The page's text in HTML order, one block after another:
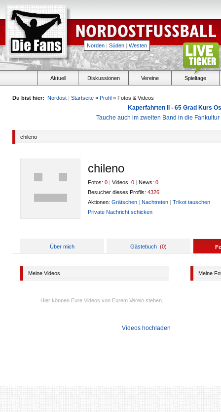
Norden | Süden | Westen
Aktuell Diskussionen Vereine Spieltage
Du bist hier: Nordost | Startseite » Profil » Fotos & Videos
Kaperfahrten II - 65 Grad Kurs
Tauche auch im zweiten Band in die
chileno
chileno
Fotos: 0 | Videos: 0 | News: 0
Besucher dieses Profils: 4326
Aktionen: Grätschen | Nachtreten | Trikot tauschen
Private Nachricht schicken
Über mich Gästebuch (0)
Meine Videos
Hier können Eure Videos von Eurem Verein stehen.
Videos hochladen
Meine